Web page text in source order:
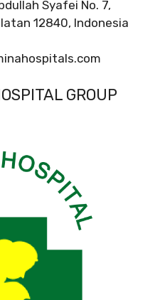
Syafei No. 7,
12840, Indonesia
GROUP